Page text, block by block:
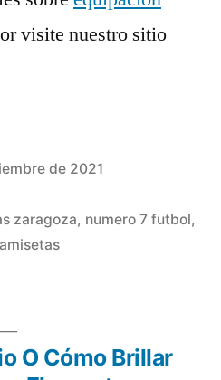
visite nuestro sitio
de 2021
zaragoza, numero 7 futbol,
Entrada
siguiente:
O Cómo Brillar